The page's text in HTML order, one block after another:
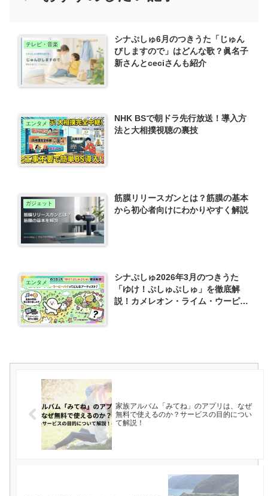
テレビ・音楽
シナぷしゅ6月のつきうた「じゅん
びしますので」はどんな歌？眞名子
新さんとceciさんも紹介
エンタメ
NHK BSで朝ドラ先行放送！導入方
法と大相撲視聴の裏技
ガジェット
筋膜リリースガンとは？筋膜の基本
から初心者向けにわかりやすく解説
エンタメ
シナぷしゅ2026年3月のつきうた
「ゆけ！ぷしゅぷしゅ」を徹底解
説！カメレオン・ライム・ウーピー
家族アルバム「みてね」のアプリは、なぜ
無料で使えるのか？サービスの目的につい
て解説！